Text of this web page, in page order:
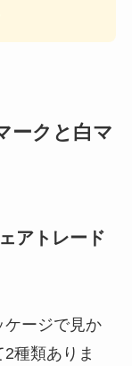
ークと白マ
アトレード
ケージで見か
種類ありま